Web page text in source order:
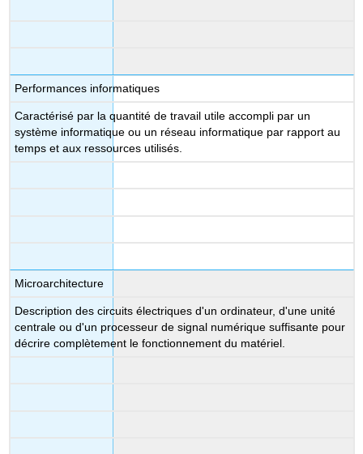
Performances informatiques
Caractérisé par la quantité de travail utile accompli par un
système informatique ou un réseau informatique par rapport au
temps et aux ressources utilisés.
Microarchitecture
Description des circuits électriques d'un ordinateur, d'une unité
centrale ou d'un processeur de signal numérique suffisante pour
décrire complètement le fonctionnement du matériel.